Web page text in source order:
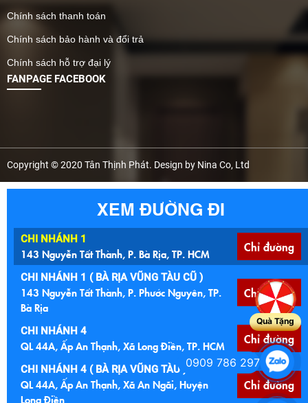
Chính sách thanh toán
Chính sách bảo hành và đổi trả
Chính sách hỗ trợ đại lý
FANPAGE FACEBOOK
Copyright © 2020 Tân Thịnh Phát. Design by Nina Co, Ltd
XEM ĐƯỜNG ĐI
CHI NHÁNH 1
143 Nguyễn Tất Thành, P. Bà Rịa, TP. HCM Chỉ đường
CHI NHÁNH 1 ( BÀ RỊA VŨNG TÀU CŨ )
143 Nguyễn Tất Thành, P. Phước Nguyên, TP.
Bà Rịa
Chỉ đường
CHI NHÁNH 4
QL 44A, Ấp An Thạnh, Xã Long Điền, TP. HCM Chỉ đường
CHI NHÁNH 4 ( BÀ RỊA VŨNG TÀU )
QL 44A, Ấp An Thạnh, Xã An Ngãi, Huyện
Long Điền
Chỉ đường
Quà Tặng
0909 786 297